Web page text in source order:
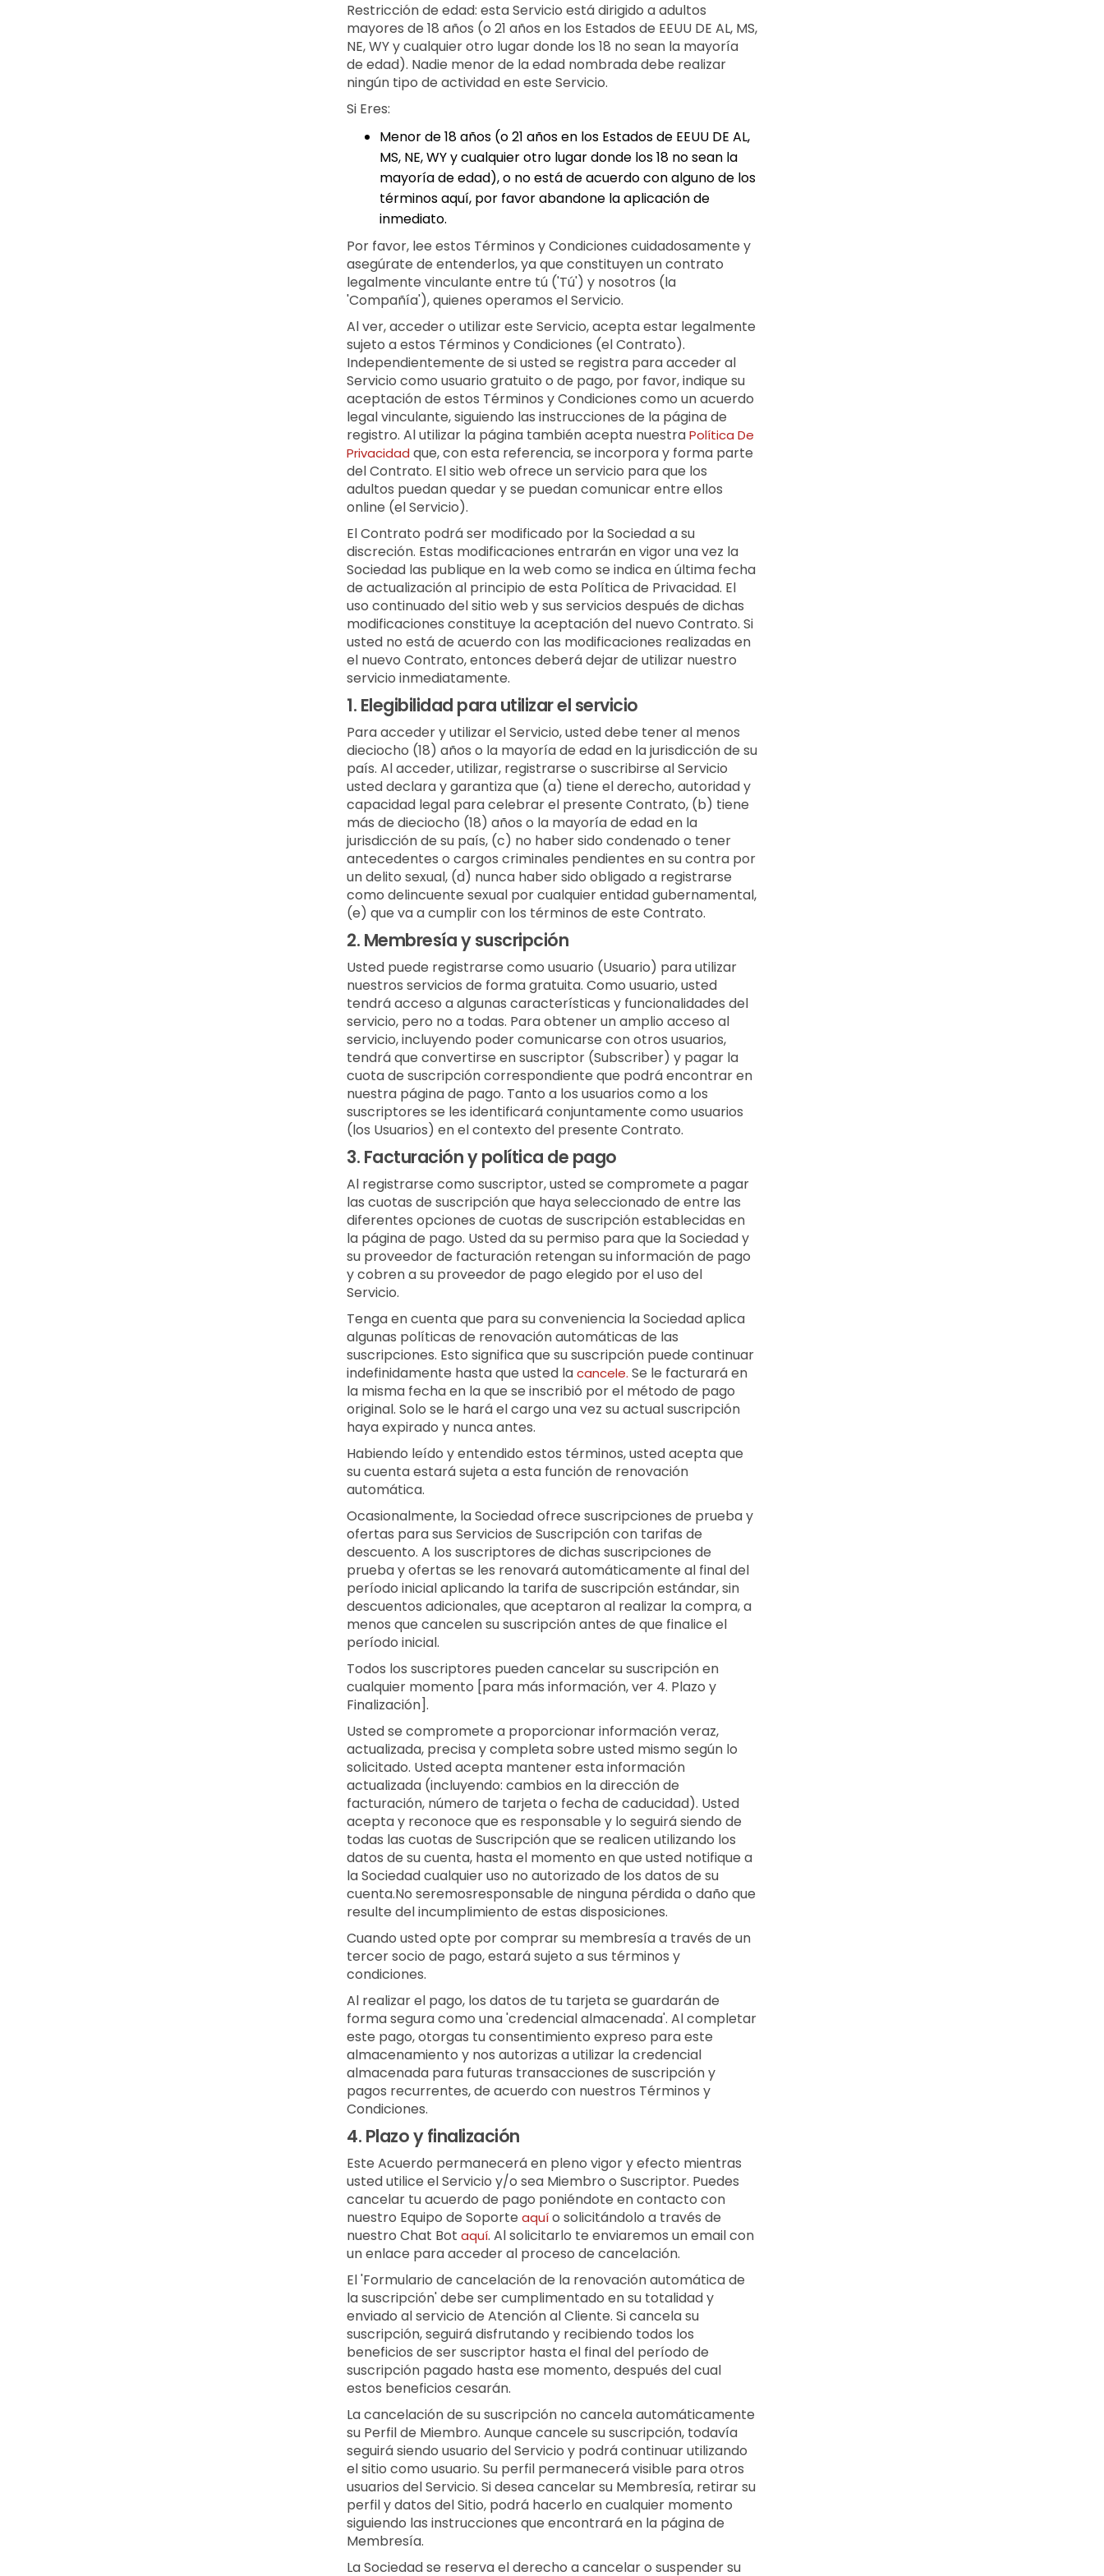
Restricción de edad: esta Servicio está dirigido a adultos
mayores de 18 años (o 21 años en los Estados de EEUU DE AL, MS,
NE, WY y cualquier otro lugar donde los 18 no sean la mayoría
de edad). Nadie menor de la edad nombrada debe realizar
ningún tipo de actividad en este Servicio.
Si Eres:
Menor de 18 años (o 21 años en los Estados de EEUU DE AL,
MS, NE, WY y cualquier otro lugar donde los 18 no sean la
mayoría de edad), o no está de acuerdo con alguno de los
términos aquí, por favor abandone la aplicación de
inmediato.
Por favor, lee estos Términos y Condiciones cuidadosamente y
asegúrate de entenderlos, ya que constituyen un contrato
legalmente vinculante entre tú ('Tú') y nosotros (la
'Compañía'), quienes operamos el Servicio.
Al ver, acceder o utilizar este Servicio, acepta estar legalmente
sujeto a estos Términos y Condiciones (el Contrato).
Independientemente de si usted se registra para acceder al
Servicio como usuario gratuito o de pago, por favor, indique su
aceptación de estos Términos y Condiciones como un acuerdo
legal vinculante, siguiendo las instrucciones de la página de
registro. Al utilizar la página también acepta nuestraPolítica De
Privacidad que, con esta referencia, se incorpora y forma parte
del Contrato. El sitio web ofrece un servicio para que los
adultos puedan quedar y se puedan comunicar entre ellos
online (el Servicio).
El Contrato podrá ser modificado por la Sociedad a su
discreción. Estas modificaciones entrarán en vigor una vez la
Sociedad las publique en la web como se indica en última fecha
de actualización al principio de esta Política de Privacidad. El
uso continuado del sitio web y sus servicios después de dichas
modificaciones constituye la aceptación del nuevo Contrato. Si
usted no está de acuerdo con las modificaciones realizadas en
el nuevo Contrato, entonces deberá dejar de utilizar nuestro
servicio inmediatamente.
1. Elegibilidad para utilizar el servicio
Para acceder y utilizar el Servicio, usted debe tener al menos
dieciocho (18) años o la mayoría de edad en la jurisdicción de su
país. Al acceder, utilizar, registrarse o suscribirse al Servicio
usted declara y garantiza que (a) tiene el derecho, autoridad y
capacidad legal para celebrar el presente Contrato, (b) tiene
más de dieciocho (18) años o la mayoría de edad en la
jurisdicción de su país, (c) no haber sido condenado o tener
antecedentes o cargos criminales pendientes en su contra por
un delito sexual, (d) nunca haber sido obligado a registrarse
como delincuente sexual por cualquier entidad gubernamental,
(e) que va a cumplir con los términos de este Contrato.
2. Membresía y suscripción
Usted puede registrarse como usuario (Usuario) para utilizar
nuestros servicios de forma gratuita. Como usuario, usted
tendrá acceso a algunas características y funcionalidades del
servicio, pero no a todas. Para obtener un amplio acceso al
servicio, incluyendo poder comunicarse con otros usuarios,
tendrá que convertirse en suscriptor (Subscriber) y pagar la
cuota de suscripción correspondiente que podrá encontrar en
nuestra página de pago. Tanto a los usuarios como a los
suscriptores se les identificará conjuntamente como usuarios
(los Usuarios) en el contexto del presente Contrato.
3. Facturación y política de pago
Al registrarse como suscriptor, usted se compromete a pagar
las cuotas de suscripción que haya seleccionado de entre las
diferentes opciones de cuotas de suscripción establecidas en
la página de pago. Usted da su permiso para que la Sociedad y
su proveedor de facturación retengan su información de pago
y cobren a su proveedor de pago elegido por el uso del
Servicio.
Tenga en cuenta que para su conveniencia la Sociedad aplica
algunas políticas de renovación automáticas de las
suscripciones. Esto significa que su suscripción puede continuar
indefinidamente hasta que usted lacancele. Se le facturará en
la misma fecha en la que se inscribió por el método de pago
original. Solo se le hará el cargo una vez su actual suscripción
haya expirado y nunca antes.
Habiendo leído y entendido estos términos, usted acepta que
su cuenta estará sujeta a esta función de renovación
automática.
Ocasionalmente, la Sociedad ofrece suscripciones de prueba y
ofertas para sus Servicios de Suscripción con tarifas de
descuento. A los suscriptores de dichas suscripciones de
prueba y ofertas se les renovará automáticamente al final del
período inicial aplicando la tarifa de suscripción estándar, sin
descuentos adicionales, que aceptaron al realizar la compra, a
menos que cancelen su suscripción antes de que finalice el
período inicial.
Todos los suscriptores pueden cancelar su suscripción en
cualquier momento [para más información, ver 4. Plazo y
Finalización].
Usted se compromete a proporcionar información veraz,
actualizada, precisa y completa sobre usted mismo según lo
solicitado. Usted acepta mantener esta información
actualizada (incluyendo: cambios en la dirección de
facturación, número de tarjeta o fecha de caducidad). Usted
acepta y reconoce que es responsable y lo seguirá siendo de
todas las cuotas de Suscripción que se realicen utilizando los
datos de su cuenta, hasta el momento en que usted notifique a
la Sociedad cualquier uso no autorizado de los datos de su
cuenta.No seremosresponsable de ninguna pérdida o daño que
resulte del incumplimiento de estas disposiciones.
Cuando usted opte por comprar su membresía a través de un
tercer socio de pago, estará sujeto a sus términos y
condiciones.
Al realizar el pago, los datos de tu tarjeta se guardarán de
forma segura como una 'credencial almacenada'. Al completar
este pago, otorgas tu consentimiento expreso para este
almacenamiento y nos autorizas a utilizar la credencial
almacenada para futuras transacciones de suscripción y
pagos recurrentes, de acuerdo con nuestros Términos y
Condiciones.
4. Plazo y finalización
Este Acuerdo permanecerá en pleno vigor y efecto mientras
usted utilice el Servicio y/o sea Miembro o Suscriptor. Puedes
cancelar tu acuerdo de pago poniéndote en contacto con
nuestro Equipo de Soporte aquío solicitándolo a través de
nuestro Chat Bot aquí. Al solicitarlo te enviaremos un email con
un enlace para acceder al proceso de cancelación.
El 'Formulario de cancelación de la renovación automática de
la suscripción' debe ser cumplimentado en su totalidad y
enviado al servicio de Atención al Cliente. Si cancela su
suscripción, seguirá disfrutando y recibiendo todos los
beneficios de ser suscriptor hasta el final del período de
suscripción pagado hasta ese momento, después del cual
estos beneficios cesarán.
La cancelación de su suscripción no cancela automáticamente
su Perfil de Miembro. Aunque cancele su suscripción, todavía
seguirá siendo usuario del Servicio y podrá continuar utilizando
el sitio como usuario. Su perfil permanecerá visible para otros
usuarios del Servicio. Si desea cancelar su Membresía, retirar su
perfil y datos del Sitio, podrá hacerlo en cualquier momento
siguiendo las instrucciones que encontrará en la página de
Membresía.
La Sociedad se reserva el derecho a cancelar o suspender su